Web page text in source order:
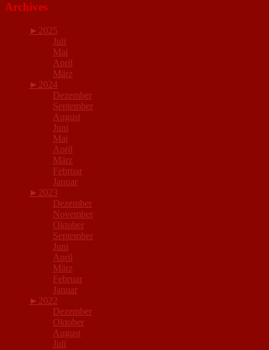
Archives
► 2025
Juli
Mai
April
März
► 2024
Dezember
September
August
Juni
Mai
April
März
Februar
Januar
► 2023
Dezember
November
Oktober
September
Juni
April
März
Februar
Januar
► 2022
Dezember
Oktober
August
Juli